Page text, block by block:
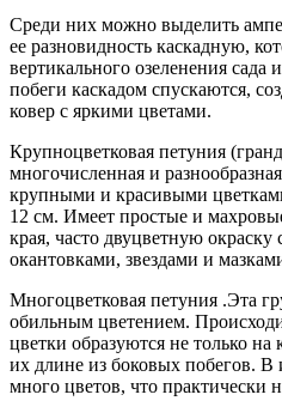
Среди них можно выделить
ее разновидность каскадную,
вертикального озеленения
побеги каскадом спускаются,
ковер с яркими цветами.
Крупноцветковая петуния
многочисленная и
крупными и красивыми
12 см. Имеет простые и
края, часто двуцветную
окантовками, звездами и
Многоцветковая петуния .Эта
обильным цветением.
цветки образуются не только
их длине из боковых побегов. В
много цветов, что практически